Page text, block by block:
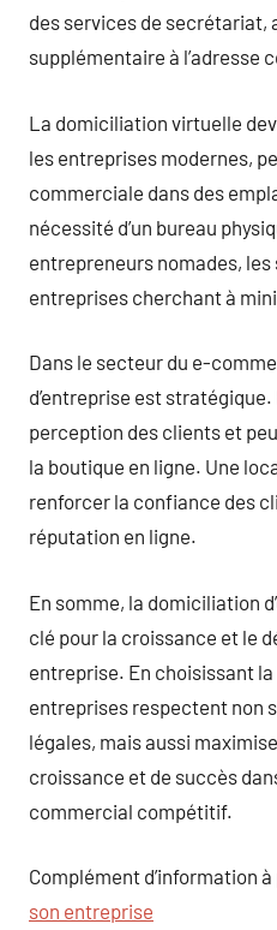
des services de secrétariat,
supplémentaire à l’adresse
La domiciliation virtuelle
les entreprises modernes,
commerciale dans des
nécessité d’un bureau
entrepreneurs nomades,
entreprises cherchant à
Dans le secteur du e-
d’entreprise est
perception des clients et
la boutique en ligne. Une
renforcer la confiance des
réputation en ligne.
En somme, la domiciliation
clé pour la croissance et le
entreprise. En choisissant
entreprises respectent non
légales, mais aussi
croissance et de succès
commercial compétitif.
Complément d’information à
son entreprise